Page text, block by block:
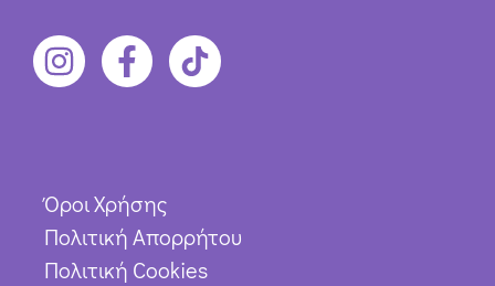
Όροι Χρήσης
Πολιτική Απορρήτου
Πολιτική Cookies